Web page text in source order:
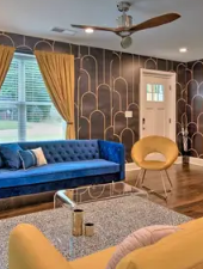
The Athlete's Foot